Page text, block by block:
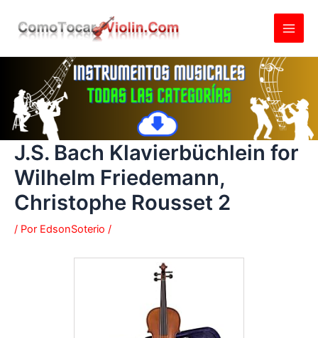
J.S. Bach Klavierbüchlein for
Wilhelm Friedemann,
Christophe Rousset 2
/ Por EdsonSoterio /